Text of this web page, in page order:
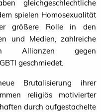
gleichgeschlechtliche
spielen Homosexualität
größere Rolle in den
und Medien, zahlreiche
Allianzen gegen
geschmiedet.
Brutalisierung ihrer
religiös motivierter
durch aufgestachelte